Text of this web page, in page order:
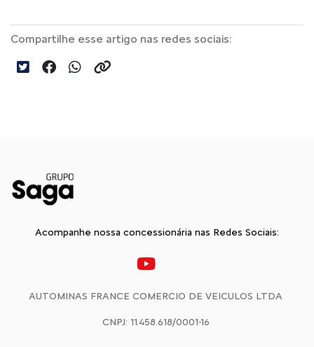
Compartilhe esse artigo nas redes sociais:
Acompanhe nossa concessionária nas Redes Sociais:
AUTOMINAS FRANCE COMERCIO DE VEICULOS LTDA
CNPJ: 11.458.618/0001-16